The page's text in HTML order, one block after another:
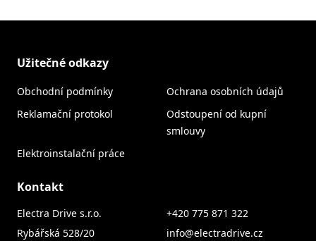
6
Užitečné odkazy
Obchodní podmínky
Ochrana osobních údajů
Reklamační protokol
Odstoupení od kupní
smlouvy
Elektroinstalační práce
Kontakt
Electra Drive s.r.o.
+420 775 871 322
Rybářská 528/20
info@electradrive.cz